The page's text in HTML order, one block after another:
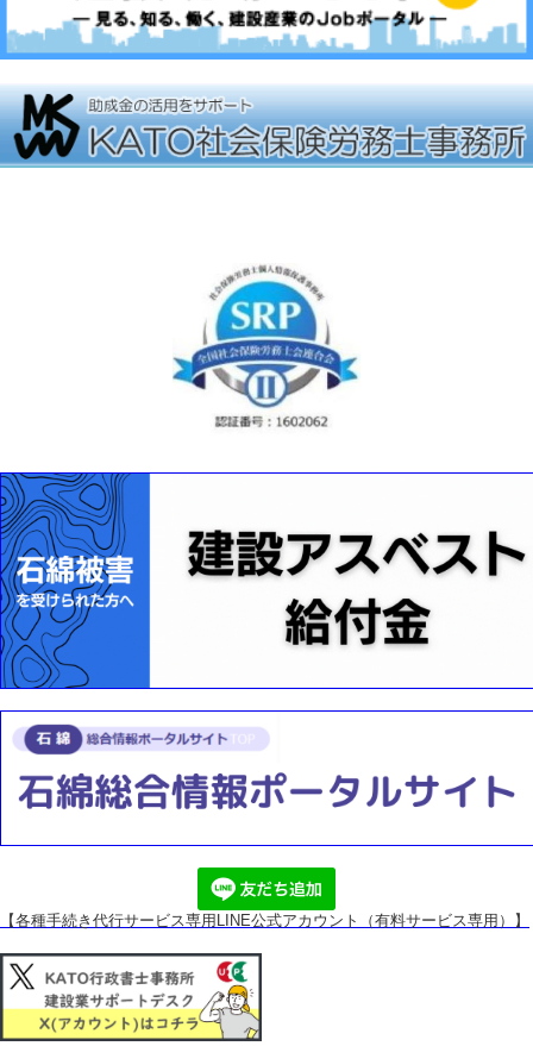
【各種手続き代行サービス専用LINE公式アカウント（有料サービス専用）】